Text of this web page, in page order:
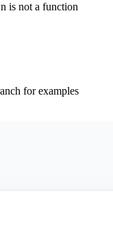
not a function
for examples